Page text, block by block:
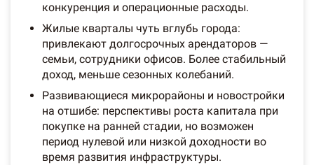
конкуренция и операционные расходы.
Жилые кварталы чуть вглубь города:
привлекают долгосрочных арендаторов —
семьи, сотрудники офисов. Более стабильный
доход, меньше сезонных колебаний.
Развивающиеся микрорайоны и новостройки
на отшибе: перспективы роста капитала при
покупке на ранней стадии, но возможен
период нулевой или низкой доходности во
время развития инфраструктуры.